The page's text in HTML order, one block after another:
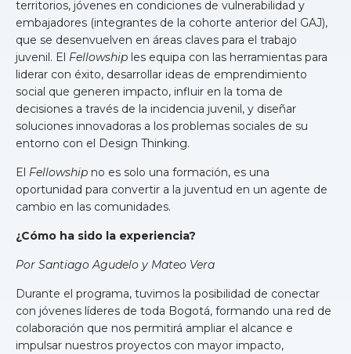
territorios, jóvenes en condiciones de vulnerabilidad y
embajadores (integrantes de la cohorte anterior del GAJ),
que se desenvuelven en áreas claves para el trabajo
juvenil. El Fellowship les equipa con las herramientas para
liderar con éxito, desarrollar ideas de emprendimiento
social que generen impacto, influir en la toma de
decisiones a través de la incidencia juvenil, y diseñar
soluciones innovadoras a los problemas sociales de su
entorno con el Design Thinking.
El Fellowship no es solo una formación, es una
oportunidad para convertir a la juventud en un agente de
cambio en las comunidades.
¿Cómo ha sido la experiencia?
Por Santiago Agudelo y Mateo Vera
Durante el programa, tuvimos la posibilidad de conectar
con jóvenes líderes de toda Bogotá, formando una red de
colaboración que nos permitirá ampliar el alcance e
impulsar nuestros proyectos con mayor impacto,